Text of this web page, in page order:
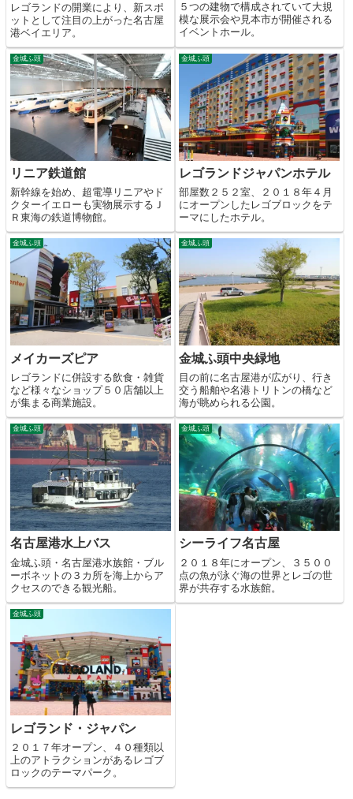
レゴランドの開業により、新スポ
ットとして注目の上がった名古屋
港ベイエリア。
５つの建物で構成されていて大規
模な展示会や見本市が開催される
イベントホール。
金城ふ頭
リニア鉄道館
新幹線を始め、超電導リニアやド
クターイエローも実物展示するＪ
Ｒ東海の鉄道博物館。
金城ふ頭
レゴランドジャパンホテル
部屋数２５２室、２０１８年４月
にオープンしたレゴブロックをテ
ーマにしたホテル。
金城ふ頭
メイカーズピア
レゴランドに併設する飲食・雑貨
など様々なショップ５０店舗以上
が集まる商業施設。
金城ふ頭
金城ふ頭中央緑地
目の前に名古屋港が広がり、行き
交う船舶や名港トリトンの橋など
海が眺められる公園。
金城ふ頭
名古屋港水上バス
金城ふ頭・名古屋港水族館・ブル
ーボネットの３カ所を海上からア
クセスのできる観光船。
金城ふ頭
シーライフ名古屋
２０１８年にオープン、３５００
点の魚が泳ぐ海の世界とレゴの世
界が共存する水族館。
金城ふ頭
レゴランド・ジャパン
２０１７年オープン、４０種類以
上のアトラクションがあるレゴブ
ロックのテーマパーク。